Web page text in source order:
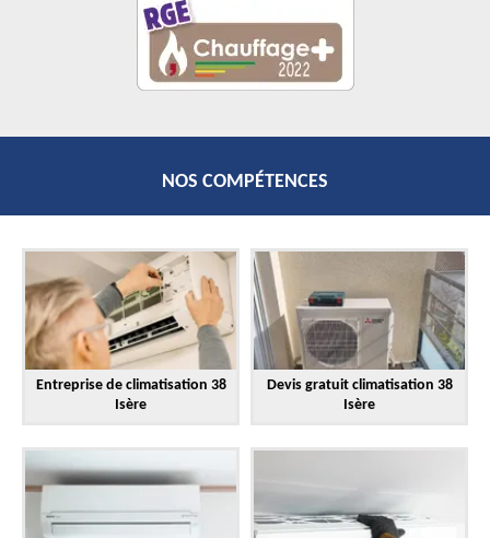
NOS COMPÉTENCES
Entreprise de climatisation 38
Isère
Devis gratuit climatisation 38
Isère